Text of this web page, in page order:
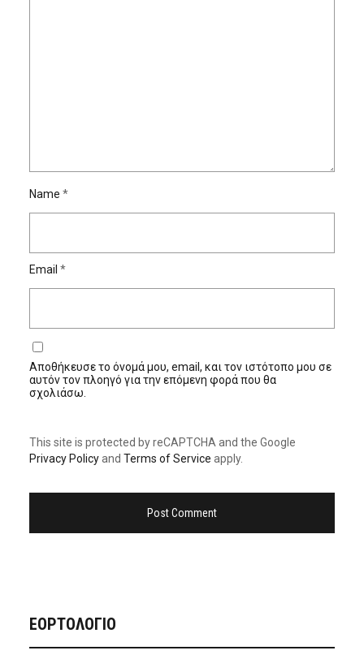
Name *
Email *
Αποθήκευσε το όνομά μου, email, και τον ιστότοπο μου σε
αυτόν τον πλοηγό για την επόμενη φορά που θα
σχολιάσω.
This site is protected by reCAPTCHA and the Google
Privacy Policyand Terms of Service apply.
ΕΟΡΤΟΛΟΓΙΟ